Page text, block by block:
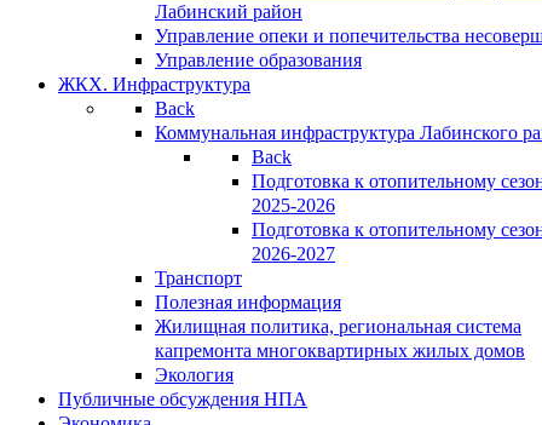
Лабинский район
Управление опеки и попечительства
Управление образования
ЖКХ. Инфраструктура
Back
Коммунальная инфраструктура Лабинского
Back
Подготовка к отопительному
2025-2026
Подготовка к отопительному
2026-2027
Транспорт
Полезная информация
Жилищная политика, региональная система
капремонта многоквартирных жилых домов
Экология
Публичные обсуждения НПА